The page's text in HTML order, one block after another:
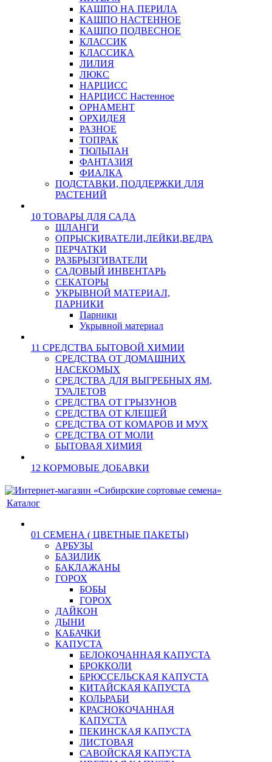
КАШПО НА ПЕРИЛА
КАШПО НАСТЕННОЕ
КАШПО ПОДВЕСНОЕ
КЛАССИК
КЛАССИКА
ЛИЛИЯ
ЛЮКС
НАРЦИСС
НАРЦИСС Настенное
ОРНАМЕНТ
ОРХИДЕЯ
РАЗНОЕ
ТОПРАК
ТЮЛЬПАН
ФАНТАЗИЯ
ФИАЛКА
ПОДСТАВКИ, ПОДДЕРЖКИ ДЛЯ
РАСТЕНИЙ
10 ТОВАРЫ ДЛЯ САДА
ШЛАНГИ
ОПРЫСКИВАТЕЛИ,ЛЕЙКИ,ВЕДРА
ПЕРЧАТКИ
РАЗБРЫЗГИВАТЕЛИ
САДОВЫЙ ИНВЕНТАРЬ
СЕКАТОРЫ
УКРЫВНОЙ МАТЕРИАЛ,
ПАРНИКИ
Парники
Укрывной материал
11 СРЕДСТВА БЫТОВОЙ ХИМИИ
СРЕДСТВА ОТ ДОМАШНИХ
НАСЕКОМЫХ
СРЕДСТВА ДЛЯ ВЫГРЕБНЫХ ЯМ,
ТУАЛЕТОВ
СРЕДСТВА ОТ ГРЫЗУНОВ
СРЕДСТВА ОТ КЛЕЩЕЙ
СРЕДСТВА ОТ КОМАРОВ И МУХ
СРЕДСТВА ОТ МОЛИ
БЫТОВАЯ ХИМИЯ
12 КОРМОВЫЕ ДОБАВКИ
Каталог
01 СЕМЕНА ( ЦВЕТНЫЕ ПАКЕТЫ)
АРБУЗЫ
БАЗИЛИК
БАКЛАЖАНЫ
ГОРОХ
БОБЫ
ГОРОХ
ДАЙКОН
ДЫНИ
КАБАЧКИ
КАПУСТА
БЕЛОКОЧАННАЯ КАПУСТА
БРОККОЛИ
БРЮССЕЛЬСКАЯ КАПУСТА
КИТАЙСКАЯ КАПУСТА
КОЛЬРАБИ
КРАСНОКОЧАННАЯ
КАПУСТА
ПЕКИНСКАЯ КАПУСТА
ЛИСТОВАЯ
САВОЙСКАЯ КАПУСТА